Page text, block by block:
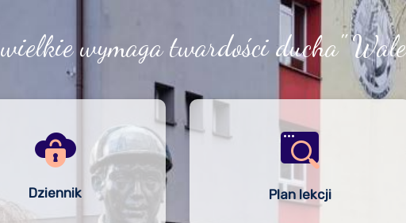
wymaga twardości ducha"
Dziennik Plan lekcji